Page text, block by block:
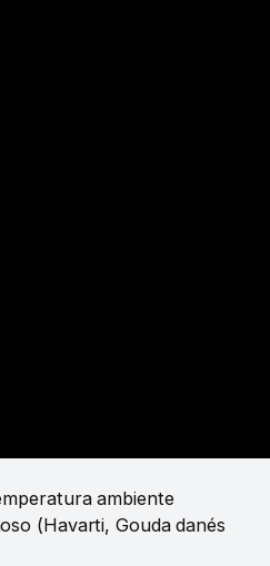
ambiente
(Havarti, Gouda danés